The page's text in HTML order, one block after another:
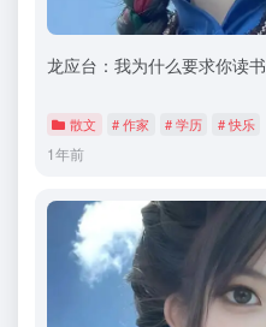
龙应台：我为什么要求你读书
散文 # 作家 # 学历 # 快乐
1年前